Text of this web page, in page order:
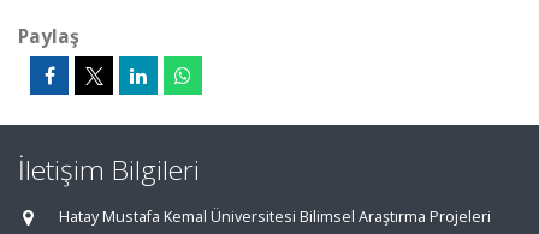
Paylaş
İletişim Bilgileri
Hatay Mustafa Kemal Üniversitesi Bilimsel Araştırma Projeleri